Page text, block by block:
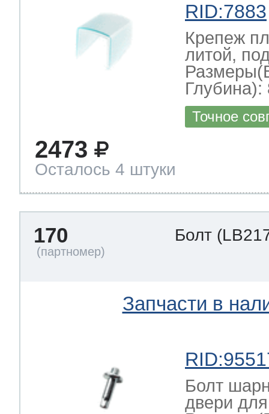
RID:7883
Крепеж
литой,
Глубина):
Точное
2473
Осталось 4 штуки
170 Болт
Запчасти в
Болт
двери